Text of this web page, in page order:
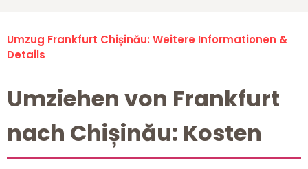
Umzug Frankfurt Chișinău: Weitere Informationen &
Details
Umziehen von Frankfurt
nach Chișinău: Kosten